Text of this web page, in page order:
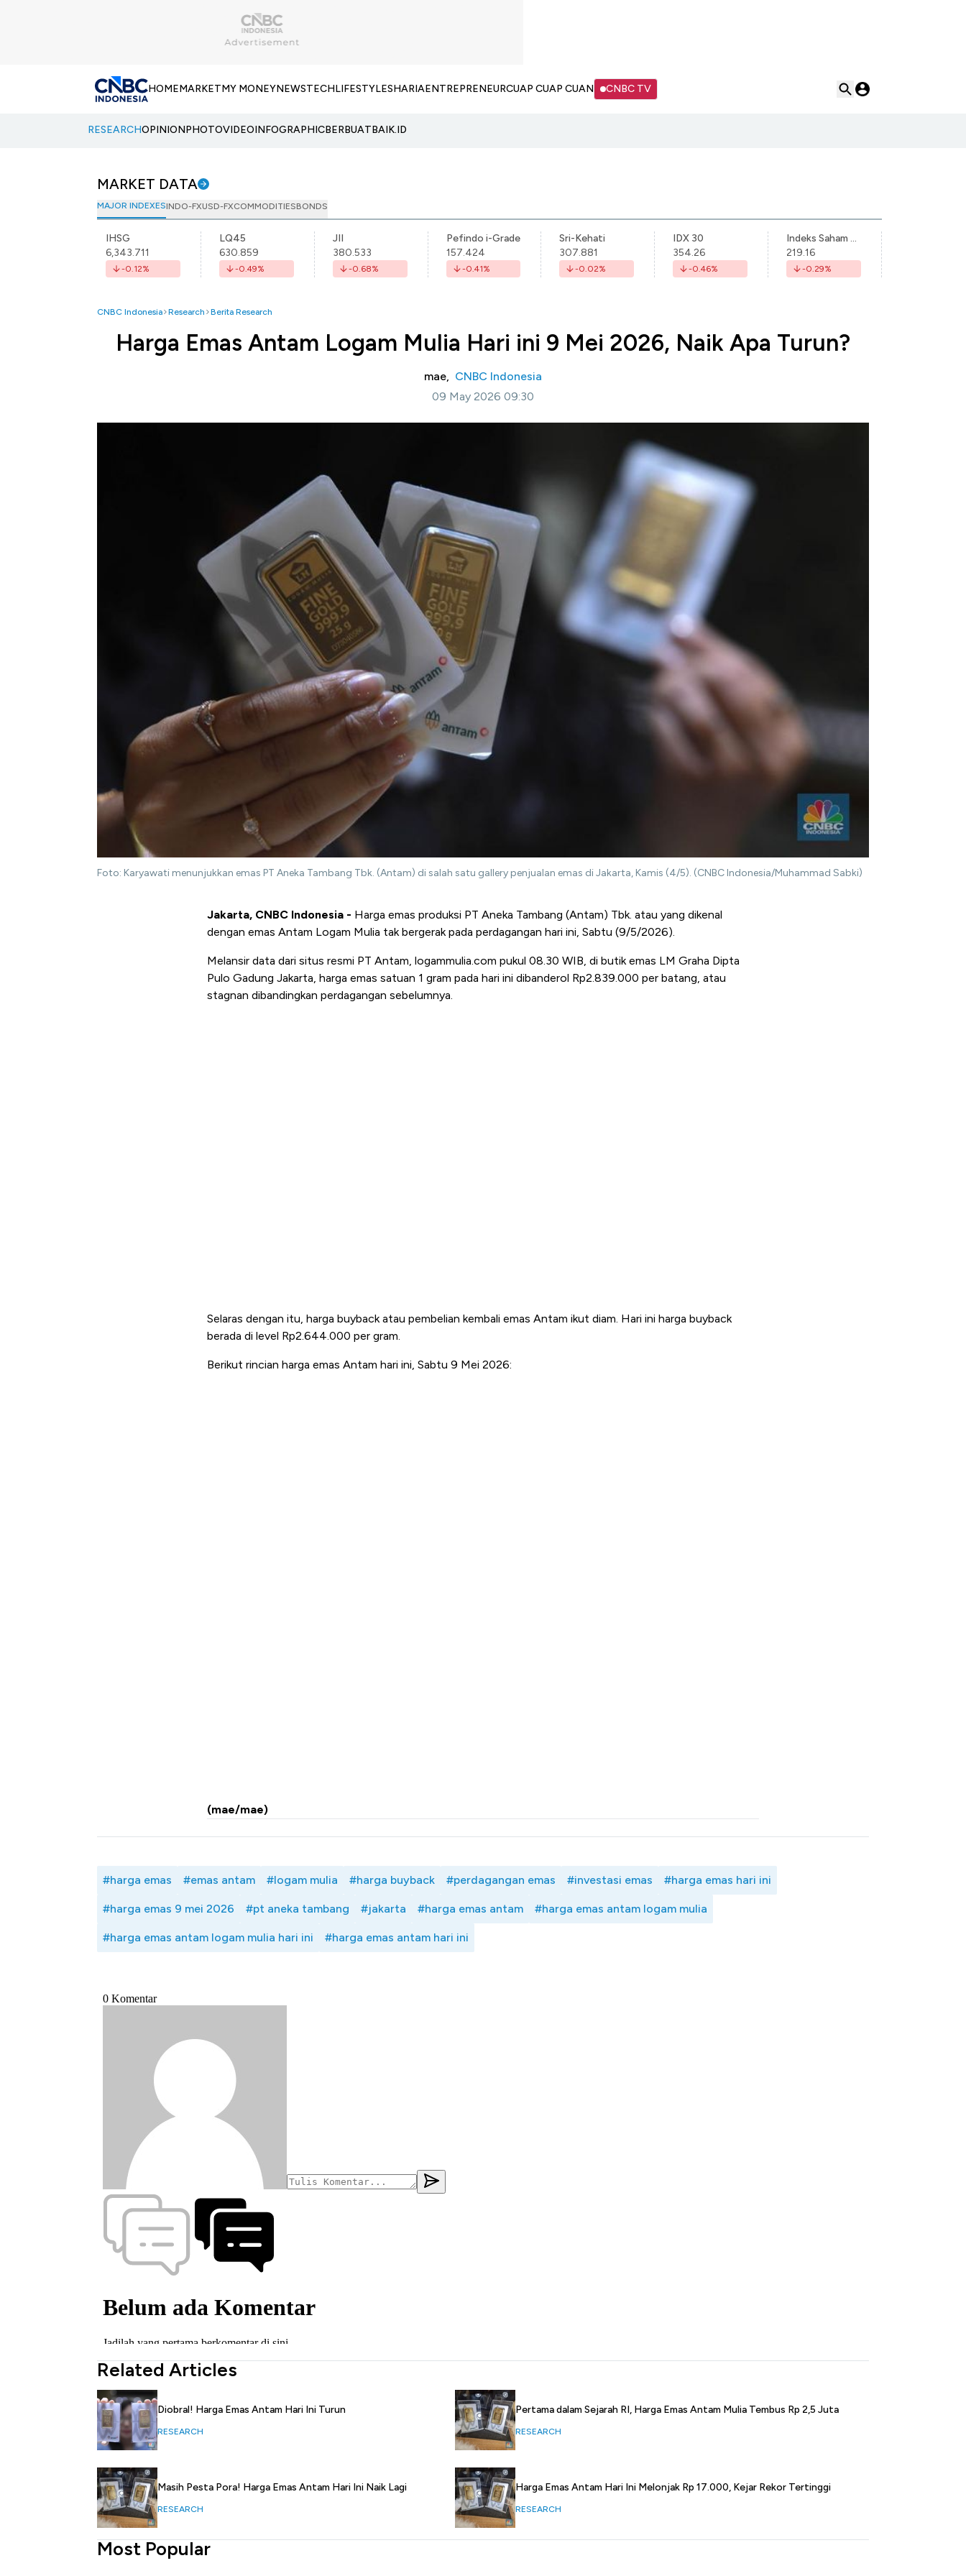
HOMEMARKETMY MONEYNEWSTECHLIFESTYLESHARIAENTREPRENEURCUAP CUAP CUAN CNBC TV
RESEARCHOPINIONPHOTOVIDEOINFOGRAPHICBERBUATBAIK.ID
MARKET DATA
MAJOR INDEXESINDO-FXUSD-FXCOMMODITIESBONDS
IHSG
6,343.711
-0.12%
LQ45
630.859
-0.49%
JII
380.533
-0.68%
Pefindo i-Grade
157.424
-0.41%
Sri-Kehati
307.881
-0.02%
IDX 30
354.26
-0.46%
Indeks Saham Syariah Indonesia
219.16
-0.29%
CNBC Indonesia Research Berita Research
Harga Emas Antam Logam Mulia Hari ini 9 Mei 2026, Naik Apa Turun?
mae, CNBC Indonesia
09 May 2026 09:30
Foto: Karyawati menunjukkan emas PT Aneka Tambang Tbk. (Antam) di salah satu gallery penjualan emas di Jakarta, Kamis (4/5). (CNBC Indonesia/Muhammad Sabki)
Jakarta, CNBC Indonesia - Harga emas produksi PT Aneka Tambang (Antam) Tbk. atau yang dikenal
dengan emas Antam Logam Mulia tak bergerak pada perdagangan hari ini, Sabtu (9/5/2026).
Melansir data dari situs resmi PT Antam, logammulia.com pukul 08.30 WIB, di butik emas LM Graha Dipta
Pulo Gadung Jakarta, harga emas satuan 1 gram pada hari ini dibanderol Rp2.839.000 per batang, atau
stagnan dibandingkan perdagangan sebelumnya.
Selaras dengan itu, harga buyback atau pembelian kembali emas Antam ikut diam. Hari ini harga buyback
berada di level Rp2.644.000 per gram.
Berikut rincian harga emas Antam hari ini, Sabtu 9 Mei 2026:
(mae/mae)
#harga emas #emas antam #logam mulia #harga buyback #perdagangan emas #investasi emas #harga emas hari ini
#harga emas 9 mei 2026 #pt aneka tambang #jakarta #harga emas antam #harga emas antam logam mulia
#harga emas antam logam mulia hari ini #harga emas antam hari ini
Related Articles
Diobral! Harga Emas Antam Hari Ini Turun
RESEARCH
Masih Pesta Pora! Harga Emas Antam Hari Ini Naik Lagi
RESEARCH
Pertama dalam Sejarah RI, Harga Emas Antam Mulia Tembus Rp 2,5 Juta
RESEARCH
Harga Emas Antam Hari Ini Melonjak Rp 17.000, Kejar Rekor Tertinggi
RESEARCH
Most Popular